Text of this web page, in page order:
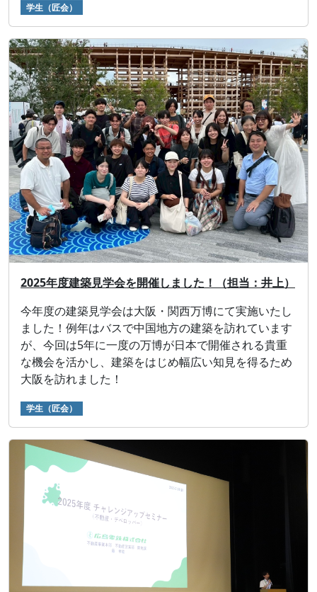
学生（匠会）
2025年度建築見学会を開催しました！（担当：井上）
今年度の建築見学会は大阪・関西万博にて実施いたし
ました！例年はバスで中国地方の建築を訪れています
が、今回は5年に一度の万博が日本で開催される貴重
な機会を活かし、建築をはじめ幅広い知見を得るため
大阪を訪れました！
学生（匠会）